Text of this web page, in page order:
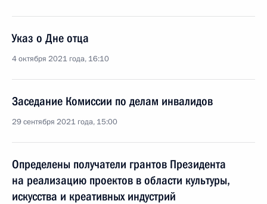
Указ о Дне отца
4 октября 2021 года, 16:10
Заседание Комиссии по делам инвалидов
29 сентября 2021 года, 15:00
Определены получатели грантов Президента
на реализацию проектов в области культуры,
искусства и креативных индустрий